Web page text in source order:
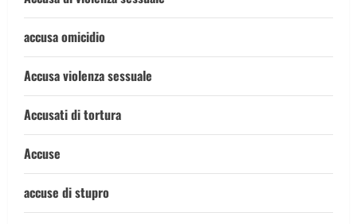
accusa omicidio
Accusa violenza sessuale
Accusati di tortura
Accuse
accuse di stupro